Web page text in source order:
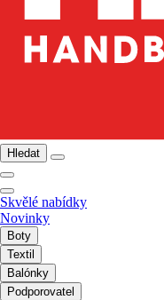
Hledat
Skvělé nabídky
Novinky
Boty
Textil
Balónky
Podporovatel